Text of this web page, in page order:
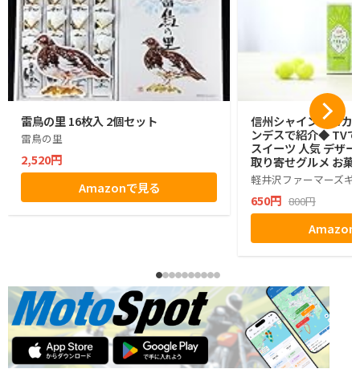
雷鳥の里 16枚入 2個セット
雷鳥の里
2,520円
Amazonで見る
信州シャインマスカ
ンデスで紹介◆ TV
スイーツ 人気 デザ
取り寄せグルメ お菓
グミ ぶどう シャイ
ゼント ギフト お土
小分け ばらまき バ
生活 ハロウィン 母
お返し かわいい き
マーズギフト
軽井沢ファーマーズギ
650円 800円
Amazon